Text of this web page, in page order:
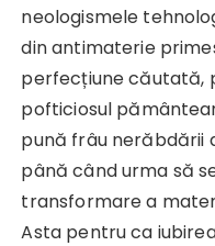
neologismele
din antimaterie
perfecțiune căutată,
pofticiosul
pună frâu nerăbdării
până când urma să
transformare a
Asta pentru ca